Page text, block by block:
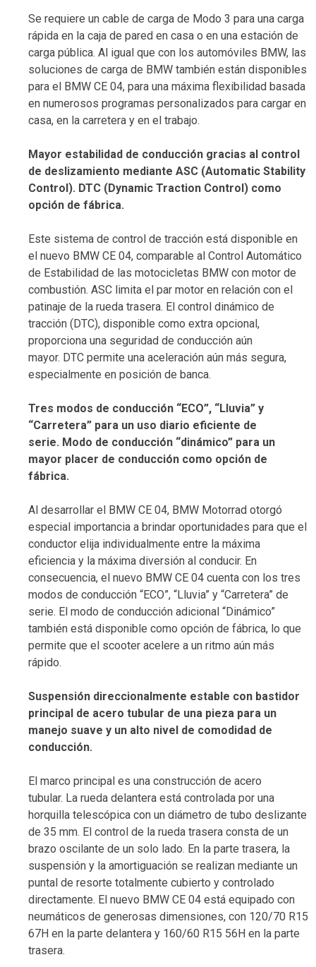
Se requiere un cable de carga de Modo 3 para una carga
rápida en la caja de pared en casa o en una estación de
carga pública. Al igual que con los automóviles BMW, las
soluciones de carga de BMW también están disponibles
para el BMW CE 04, para una máxima flexibilidad basada
en numerosos programas personalizados para cargar en
casa, en la carretera y en el trabajo.
Mayor estabilidad de conducción gracias al control
de deslizamiento mediante ASC (Automatic Stability
Control). DTC (Dynamic Traction Control) como
opción de fábrica.
Este sistema de control de tracción está disponible en
el nuevo BMW CE 04, comparable al Control Automático
de Estabilidad de las motocicletas BMW con motor de
combustión. ASC limita el par motor en relación con el
patinaje de la rueda trasera. El control dinámico de
tracción (DTC), disponible como extra opcional,
proporciona una seguridad de conducción aún
mayor. DTC permite una aceleración aún más segura,
especialmente en posición de banca.
Tres modos de conducción “ECO”, “Lluvia” y
“Carretera” para un uso diario eficiente de
serie. Modo de conducción “dinámico” para un
mayor placer de conducción como opción de
fábrica.
Al desarrollar el BMW CE 04, BMW Motorrad otorgó
especial importancia a brindar oportunidades para que el
conductor elija individualmente entre la máxima
eficiencia y la máxima diversión al conducir. En
consecuencia, el nuevo BMW CE 04 cuenta con los tres
modos de conducción “ECO”, “Lluvia” y “Carretera” de
serie. El modo de conducción adicional “Dinámico”
también está disponible como opción de fábrica, lo que
permite que el scooter acelere a un ritmo aún más
rápido.
Suspensión direccionalmente estable con bastidor
principal de acero tubular de una pieza para un
manejo suave y un alto nivel de comodidad de
conducción.
El marco principal es una construcción de acero
tubular. La rueda delantera está controlada por una
horquilla telescópica con un diámetro de tubo deslizante
de 35 mm. El control de la rueda trasera consta de un
brazo oscilante de un solo lado. En la parte trasera, la
suspensión y la amortiguación se realizan mediante un
puntal de resorte totalmente cubierto y controlado
directamente. El nuevo BMW CE 04 está equipado con
neumáticos de generosas dimensiones, con 120/70 R15
67H en la parte delantera y 160/60 R15 56H en la parte
trasera.